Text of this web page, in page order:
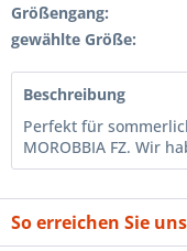
Größengang:
gewählte Größe:
Beschreibung
Perfekt für
MOROBBIA FZ. Wir
So erreichen Sie uns